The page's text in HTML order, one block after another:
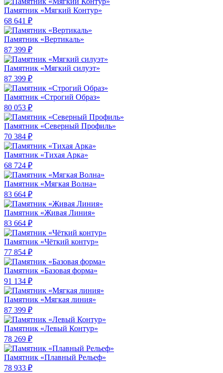
Памятник «Мягкий Контур»
68 641 ₽
Памятник «Вертикаль»
87 399 ₽
Памятник «Мягкий силуэт»
87 399 ₽
Памятник «Строгий Образ»
80 053 ₽
Памятник «Северный Профиль»
70 384 ₽
Памятник «Тихая Арка»
68 724 ₽
Памятник «Мягкая Волна»
83 664 ₽
Памятник «Живая Линия»
83 664 ₽
Памятник «Чёткий контур»
77 854 ₽
Памятник «Базовая форма»
91 134 ₽
Памятник «Мягкая линия»
87 399 ₽
Памятник «Левый Контур»
78 269 ₽
Памятник «Плавный Рельеф»
78 933 ₽